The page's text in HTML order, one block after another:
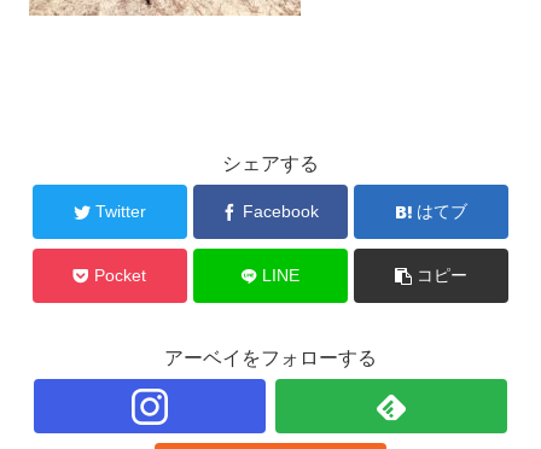
シェアする
Twitter Facebook はてブ
Pocket LINE コピー
アーベイをフォローする